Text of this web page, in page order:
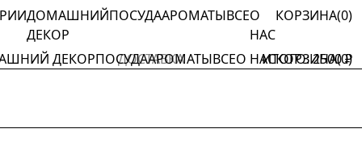
ДОМАШНИЙ
ДЕКОР
ПОСУДААРОМАТЫВСЕО
НАС
КОРЗИНА(0)
ДЕКОРПОСУДААРОМАТЫВСЕО НАСКОРЗИНА(0)
ДОСТАВКА ИТОГО:2500 ₽